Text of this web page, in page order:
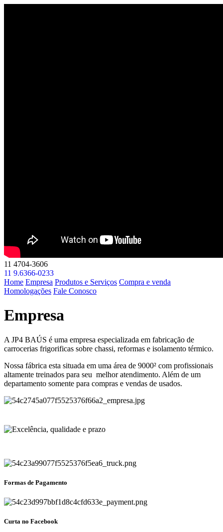
11 4704-3606
11 9.6366-0233
Home Empresa Produtos e Serviços Compra e venda
Homologações Fale Conosco
Empresa
A JP4 BAÚS é uma empresa especializada em fabricação de
carrocerias frigorificas sobre chassi, reformas e isolamento térmico.
Nossa fábrica esta situada em uma área de 9000² com profissionais
altamente treinados para seu melhor atendimento. Além de um
departamento somente para compras e vendas de usados.
Formas de Pagamento
Curta no Facebook